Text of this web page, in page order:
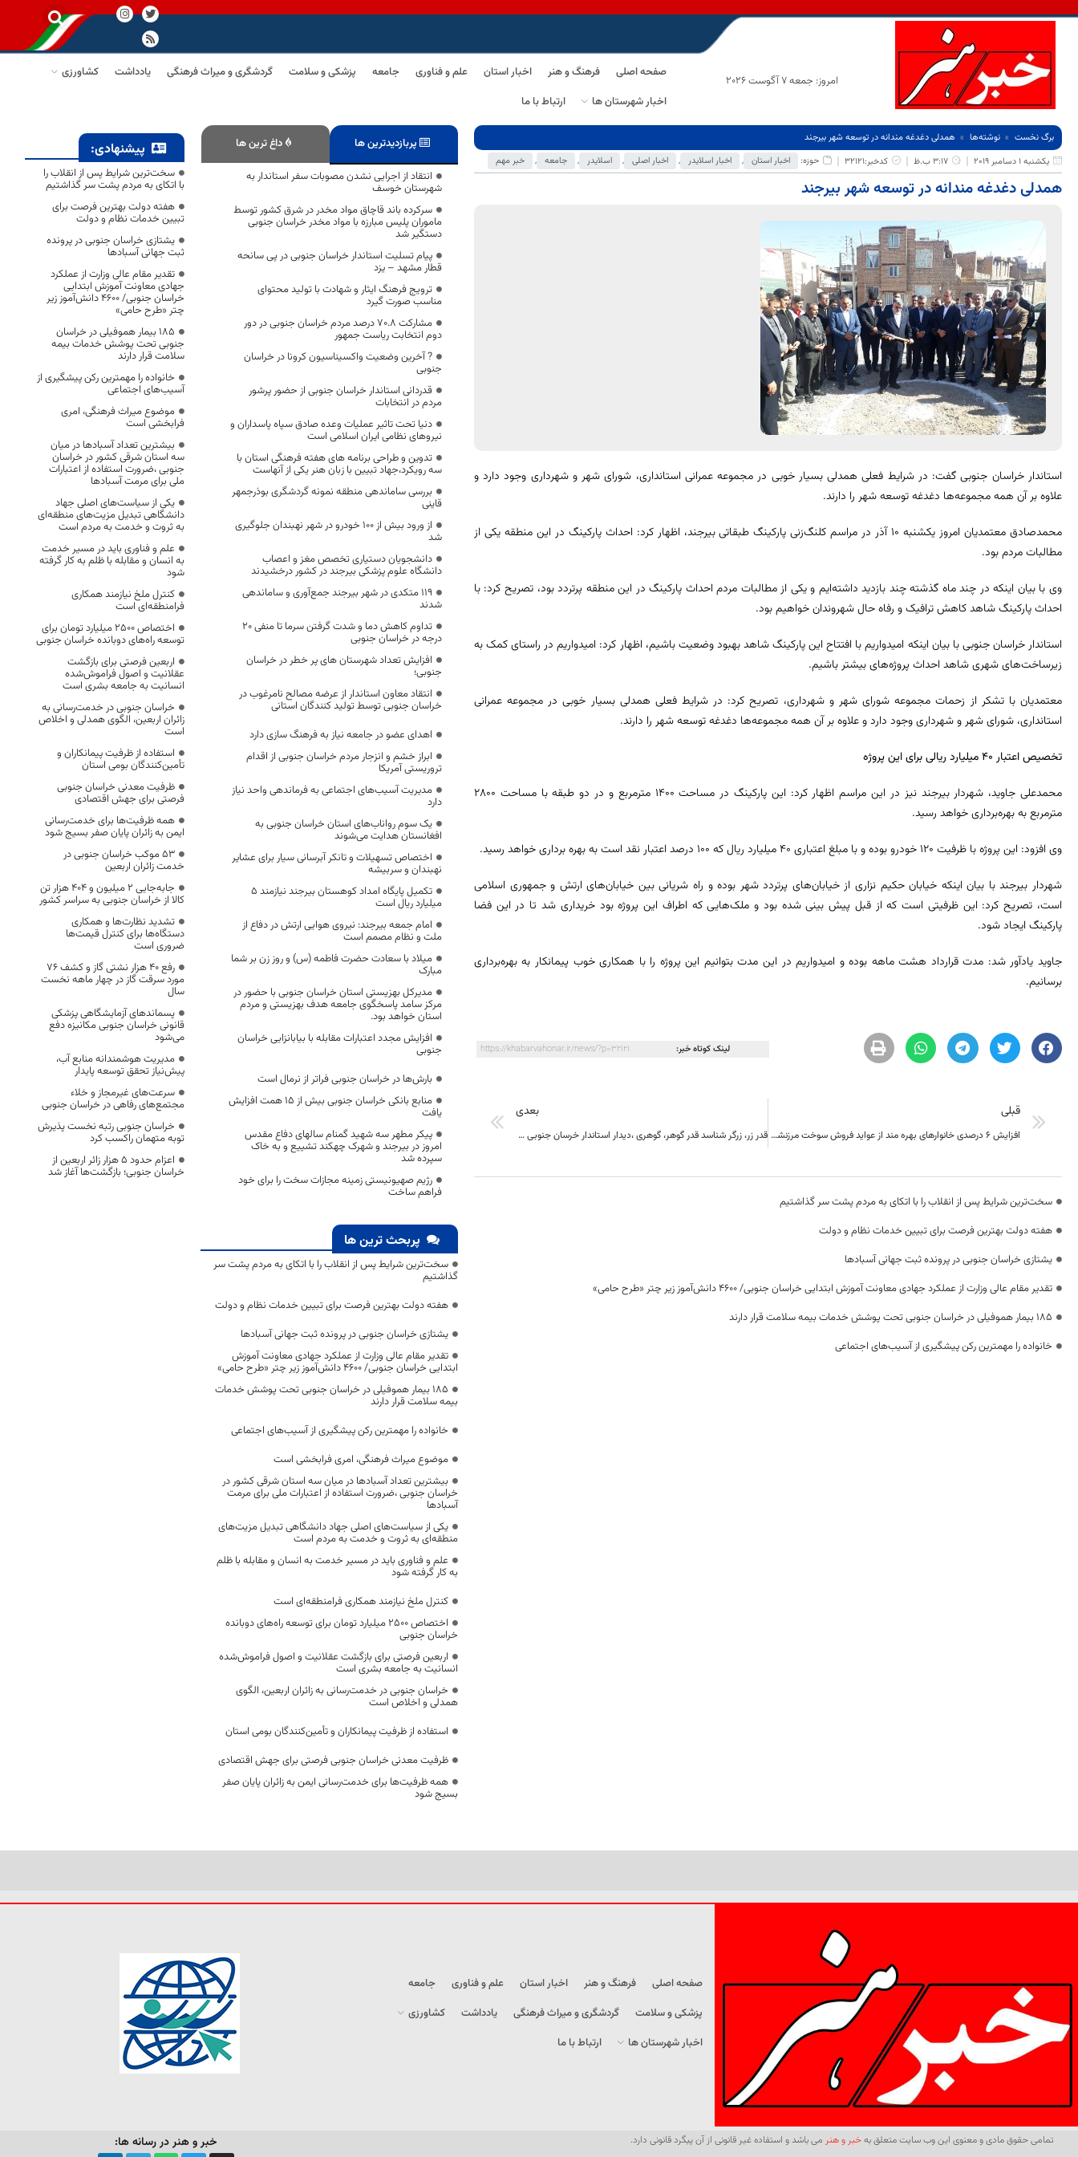
امروز: جمعه 7 آگوست 2026
صفحه اصلی فرهنگ و هنر اخبار استان علم و فناوری جامعه پزشکی و سلامت گردشگری و میراث فرهنگی یادداشت
کشاورزی
اخبار شهرستان ها
ارتباط با ما
برگ نخست نوشته‌ها
همدلی دغدغه مندانه در توسعه شهر بیرجند
یکشنبه 1 دسامبر 2019
3:17 ب.ظ کدخبر:32121 حوزه: اخبار استان , اخبار اسلایدر , اخبار اصلی , اسلایدر , جامعه , خبر مهم
همدلی دغدغه مندانه در توسعه شهر بیرجند
استاندار خراسان جنوبی گفت: در شرایط فعلی همدلی بسیار خوبی در مجموعه عمرانی استانداری، شورای شهر و شهرداری وجود دارد و
علاوه بر آن همه مجموعه‌ها دغدغه توسعه شهر را دارند.
محمدصادق معتمدیان امروز یکشنبه 10 آذر در مراسم کلنگ‌زنی پارکینگ طبقاتی بیرجند، اظهار کرد: احداث پارکینگ در این منطقه یکی از
مطالبات مردم بود.
وی با بیان اینکه در چند ماه گذشته چند بازدید داشته‌ایم و یکی از مطالبات مردم احداث پارکینگ در این منطقه پرتردد بود، تصریح کرد: با
احداث پارکینگ شاهد کاهش ترافیک و رفاه حال شهروندان خواهیم بود.
استاندار خراسان جنوبی با بیان اینکه امیدواریم با افتتاح این پارکینگ شاهد بهبود وضعیت باشیم، اظهار کرد: امیدواریم در راستای کمک به
زیرساخت‌های شهری شاهد احداث پروژه‌های بیشتر باشیم.
معتمدیان با تشکر از زحمات مجموعه شورای شهر و شهرداری، تصریح کرد: در شرایط فعلی همدلی بسیار خوبی در مجموعه عمرانی
استانداری، شورای شهر و شهرداری وجود دارد و علاوه بر آن همه مجموعه‌ها دغدغه توسعه شهر را دارند.
تخصیص اعتبار 40 میلیارد ریالی برای این پروژه
محمدعلی جاوید، شهردار بیرجند نیز در این مراسم اظهار کرد: این پارکینگ در مساحت 1400 مترمربع و در دو طبقه با مساحت 2800
مترمربع به بهره‌برداری خواهد رسید.
وی افزود: این پروژه با ظرفیت 120 خودرو بوده و با مبلغ اعتباری 40 میلیارد ریال که ۱۰۰ درصد اعتبار نقد است به بهره برداری خواهد رسید.
شهردار بیرجند با بیان اینکه خیابان حکیم نزاری از خیابان‌های پرتردد شهر بوده و راه شریانی بین خیابان‌های ارتش و جمهوری اسلامی
است، تصریح کرد: این ظرفیتی است که از قبل پیش بینی شده بود و ملک‌هایی که اطراف این پروژه بود خریداری شد تا در این فضا
پارکینگ ایجاد شود.
جاوید یادآور شد: مدت قرارداد هشت ماهه بوده و امیدواریم در این مدت بتوانیم این پروژه را با همکاری خوب پیمانکار به بهره‌برداری
برسانیم.
لینک کوتاه خبر: https://khabarvahonar.ir/news/?p=32121
قبلی
افزایش ۶ درصدی خانوارهای بهره مند از عواید فروش سوخت مرزنشینان در خراسان جنوبی
بعدی
قدر زر، زرگر شناسد قدر گوهر، گوهری ،دیدار استاندار خرسان جنوبی با دکتر رفیعی
سخت‌ترین شرایط پس از انقلاب را با اتکای به مردم پشت سر گذاشتیم
هفته دولت بهترین فرصت برای تبیین خدمات نظام و دولت
یشتازی خراسان جنوبی در پرونده ثبت جهانی آسبادها
تقدیر مقام عالی وزارت از عملکرد جهادی معاونت آموزش ابتدایی خراسان جنوبی/ ۴۶۰۰ دانش‌آموز زیر چتر «طرح حامی»
۱۸۵ بیمار هموفیلی در خراسان جنوبی تحت پوشش خدمات بیمه سلامت قرار دارند
خانواده را مهمترین رکن پیشگیری از آسیب‌های اجتماعی
پربازدیدترین ها داغ ترین ها
انتقاد از اجرایی نشدن مصوبات سفر استاندار به
شهرستان خوسف
سرکرده باند قاچاق مواد مخدر در شرق کشور توسط
ماموران پلیس مبارزه با مواد مخدر خراسان جنوبی
دستگیر شد
پیام تسلیت استاندار خراسان جنوبی در پی سانحه
قطار مشهد – یزد
ترویج فرهنگ ایثار و شهادت با تولید محتوای
مناسب صورت گیرد
مشارکت ۷۰.۸ درصد مردم خراسان جنوبی در دور
دوم انتخابت ریاست جمهور
? آخرین وضعیت واکسیناسیون کرونا در خراسان
جنوبی
قدردانی استاندار خراسان جنوبی از حضور پرشور
مردم در انتخابات
دنیا تحت تاثیر عملیات وعده صادق سپاه پاسداران و
نیروهای نظامی ایران اسلامی است
تدوین و طراحی برنامه های هفته فرهنگی استان با
سه رویکرد،جهاد تبیین با زبان هنر یکی از آنهاست
بررسی ساماندهی منطقه نمونه گردشگری بوذرجمهر
قاینی
از ورود بیش از 100 خودرو در شهر نهبندان جلوگیری
شد
دانشجویان دستیاری تخصص مغز و اعصاب
دانشگاه علوم پزشکی بیرجند در کشور درخشیدند
۱۱۹ متکدی در شهر بیرجند جمع‌آوری و ساماندهی
شدند
تداوم کاهش دما و شدت گرفتن سرما تا منفی 20
درجه در خراسان جنوبی
افزایش تعداد شهرستان های پر خطر در خراسان
جنوبی؛
انتقاد معاون استاندار از عرضه مصالح نامرغوب در
خراسان جنوبی توسط تولید کنندگان استانی
اهدای عضو در جامعه نیاز به فرهنگ سازی دارد
ابراز خشم و انزجار مردم خراسان جنوبی از اقدام
تروریستی آمریکا
مدیریت آسیب‌های اجتماعی به فرماندهی واحد نیاز
دارد
یک‌ سوم رواناب‌های استان خراسان جنوبی به
افغانستان هدایت می‌شوند
اختصاص تسهیلات و تانکر آبرسانی سیار برای عشایر
نهبندان و سربیشه
تکمیل پایگاه امداد کوهستان بیرجند نیازمند ۵
میلیارد ریال است
امام جمعه بیرجند: نیروی هوایی ارتش در دفاع از
ملت و نظام مصمم است
میلاد با سعادت حضرت فاطمه (س) و روز زن بر شما
مبارک
مدیرکل بهزیستی استان خراسان جنوبی با حضور در
مرکز سامد پاسخگوی جامعه هدف بهزیستی و مردم
استان خواهد بود.
افزایش مجدد اعتبارات مقابله با بیابانزایی خراسان
جنوبی
بارش‌ها در خراسان جنوبی فراتر از نرمال است
منابع بانکی خراسان‌ جنوبی بیش از ۱۵ همت افزایش
یافت
پیکر مطهر سه شهید گمنام سالهای دفاع مقدس
امروز در بیرجند و شهرک چهکند تشییع و به خاک
سپرده شد
رژیم صهیونیستی زمینه مجازات سخت را برای خود
فراهم ساخت
پربحث ترین ها
سخت‌ترین شرایط پس از انقلاب را با اتکای به مردم پشت سر
گذاشتیم
هفته دولت بهترین فرصت برای تبیین خدمات نظام و دولت
یشتازی خراسان جنوبی در پرونده ثبت جهانی آسبادها
تقدیر مقام عالی وزارت از عملکرد جهادی معاونت آموزش
ابتدایی خراسان جنوبی/ ۴۶۰۰ دانش‌آموز زیر چتر «طرح حامی»
۱۸۵ بیمار هموفیلی در خراسان جنوبی تحت پوشش خدمات
بیمه سلامت قرار دارند
خانواده را مهمترین رکن پیشگیری از آسیب‌های اجتماعی
موضوع میراث فرهنگی، امری فرابخشی است
بیشترین تعداد آسبادها در میان سه استان شرقی کشور در
خراسان جنوبی ،ضرورت استفاده از اعتبارات ملی برای مرمت
آسبادها
یکی از سیاست‌های اصلی جهاد دانشگاهی تبدیل مزیت‌های
منطقه‌ای به ثروت و خدمت به مردم است
علم و فناوری باید در مسیر خدمت به انسان و مقابله با ظلم
به کار گرفته شود
کنترل ملخ نیازمند همکاری فرامنطقه‌ای است
اختصاص 2500 میلیارد تومان برای توسعه راه‌های دوبانده
خراسان جنوبی
اربعین فرصتی برای بازگشت عقلانیت و اصول فراموش‌شده
انسانیت به جامعه بشری است
خراسان جنوبی در خدمت‌رسانی به زائران اربعین، الگوی
همدلی و اخلاص است
استفاده از ظرفیت پیمانکاران و تأمین‌کنندگان بومی استان
ظرفیت معدنی خراسان جنوبی فرصتی برای جهش اقتصادی
همه ظرفیت‌ها برای خدمت‌رسانی ایمن به زائران پایان صفر
بسیج شود
پیشنهادی:
سخت‌ترین شرایط پس از انقلاب را
با اتکای به مردم پشت سر گذاشتیم
هفته دولت بهترین فرصت برای
تبیین خدمات نظام و دولت
یشتازی خراسان جنوبی در پرونده
ثبت جهانی آسبادها
تقدیر مقام عالی وزارت از عملکرد
جهادی معاونت آموزش ابتدایی
خراسان جنوبی/ ۴۶۰۰ دانش‌آموز زیر
چتر «طرح حامی»
۱۸۵ بیمار هموفیلی در خراسان
جنوبی تحت پوشش خدمات بیمه
سلامت قرار دارند
خانواده را مهمترین رکن پیشگیری از
آسیب‌های اجتماعی
موضوع میراث فرهنگی، امری
فرابخشی است
بیشترین تعداد آسبادها در میان
سه استان شرقی کشور در خراسان
جنوبی ،ضرورت استفاده از اعتبارات
ملی برای مرمت آسبادها
یکی از سیاست‌های اصلی جهاد
دانشگاهی تبدیل مزیت‌های منطقه‌ای
به ثروت و خدمت به مردم است
علم و فناوری باید در مسیر خدمت
به انسان و مقابله با ظلم به کار گرفته
شود
کنترل ملخ نیازمند همکاری
فرامنطقه‌ای است
اختصاص 2500 میلیارد تومان برای
توسعه راه‌های دوبانده خراسان جنوبی
اربعین فرصتی برای بازگشت
عقلانیت و اصول فراموش‌شده
انسانیت به جامعه بشری است
خراسان جنوبی در خدمت‌رسانی به
زائران اربعین، الگوی همدلی و اخلاص
است
استفاده از ظرفیت پیمانکاران و
تأمین‌کنندگان بومی استان
ظرفیت معدنی خراسان جنوبی
فرصتی برای جهش اقتصادی
همه ظرفیت‌ها برای خدمت‌رسانی
ایمن به زائران پایان صفر بسیج شود
53 موکب خراسان جنوبی در
خدمت زائران اربعین
جابه‌جایی 2 میلیون و 404 هزار تن
کالا از خراسان جنوبی به سراسر کشور
تشدید نظارت‌ها و همکاری
دستگاه‌ها برای کنترل قیمت‌ها
ضروری است
رفع 40 هزار نشتی گاز و کشف 76
مورد سرقت گاز در چهار ماهه نخست
سال
پسماندهای آزمایشگاهی پزشکی
قانونی خراسان جنوبی مکانیزه دفع
می‌شود
مدیریت هوشمندانه منابع آب،
پیش‌نیاز تحقق توسعه پایدار
سرعت‌های غیرمجاز و خلاء
مجتمع‌های رفاهی در خراسان جنوبی
خراسان جنوبی رتبه نخست پذیرش
توبه متهمان راکسب کرد
اعزام حدود 5 هزار زائر اربعین از
خراسان جنوبی؛ بازگشت‌ها آغاز شد
صفحه اصلی فرهنگ و هنر اخبار استان علم و فناوری
جامعه
پزشکی و سلامت
گردشگری و میراث فرهنگی یادداشت
کشاورزی
اخبار شهرستان ها
ارتباط با ما
تمامی حقوق مادی و معنوی این وب سایت متعلق بهخبر و هنر می باشد و استفاده غیر قانونی از آن پیگرد قانونی دارد. خبر و هنر در رسانه ها: